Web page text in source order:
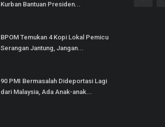
Kurban Bantuan Presiden...
BPOM Temukan 4 Kopi Lokal Pemicu
Serangan Jantung, Jangan...
90 PMI Bermasalah Dideportasi Lagi
dari Malaysia, Ada Anak-anak...